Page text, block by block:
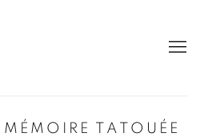
TATOUÉE